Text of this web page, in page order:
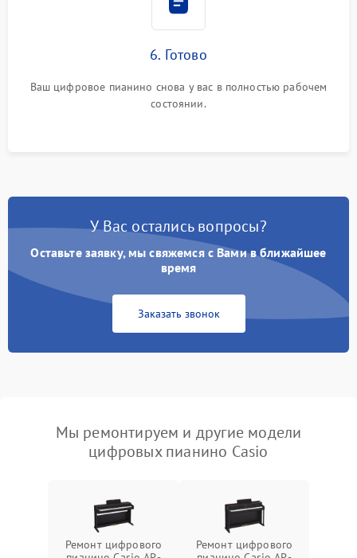
6. Готово
Ваш цифровое пианино снова у вас в полностью рабочем
состоянии.
У Вас остались вопросы?
Оставьте заявку, мы свяжемся с Вами в ближайшее
время
Заказать звонок
Мы ремонтируем и другие модели
цифровых пианино Casio
Ремонт цифрового
Ремонт цифрового